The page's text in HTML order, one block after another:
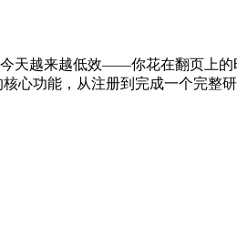
天越来越低效——你花在翻页上
心功能，从注册到完成一个完整